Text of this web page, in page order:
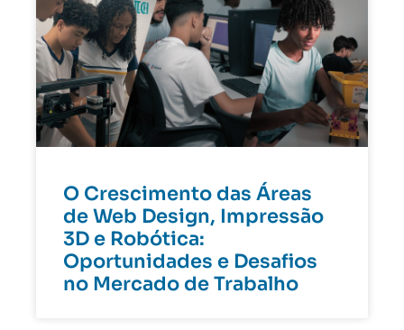
O Crescimento das Áreas
de Web Design, Impressão
3D e Robótica:
Oportunidades e Desafios
no Mercado de Trabalho